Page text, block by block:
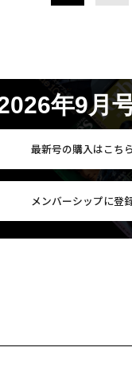
年9月
最新号の購入はこち
メンバーシップに登